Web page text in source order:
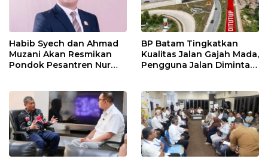
Habib Syech dan Ahmad
Muzani Akan Resmikan
Pondok Pesantren Nur
BP Batam Tingkatkan
Kualitas Jalan Gajah Mada,
Pengguna Jalan Diminta